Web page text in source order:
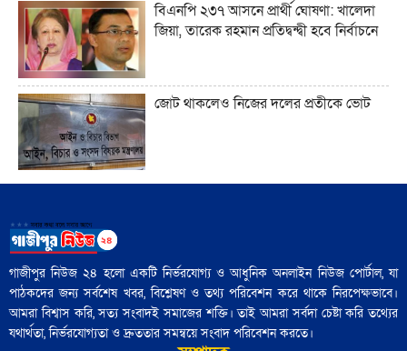
আধুনিক বাংলাদেশে লোকসাহিত্য অধ্যয়ন
বিএনপি ২৩৭ আসনে প্রার্থী ঘোষণা: খালেদা
জিয়া, তারেক রহমান প্রতিদ্বন্দ্বী হবে নির্বাচনে
জোট থাকলেও নিজের দলের প্রতীকে ভোট
৪৮ হাজার পুলিশ সদস্য নির্বাচনী প্রশিক্ষণ
সম্পন্ন: পুলিশ সদর দপ্তর
গাজীপুর নিউজ ২৪ হলো একটি নির্ভরযোগ্য ও আধুনিক অনলাইন নিউজ পোর্টাল, যা
পাঠকদের জন্য সর্বশেষ খবর, বিশ্লেষণ ও তথ্য পরিবেশন করে থাকে নিরপেক্ষভাবে।
আমরা বিশ্বাস করি, সত্য সংবাদই সমাজের শক্তি। তাই আমরা সর্বদা চেষ্টা করি তথ্যের
যথার্থতা, নির্ভরযোগ্যতা ও দ্রুততার সমন্বয়ে সংবাদ পরিবেশন করতে।